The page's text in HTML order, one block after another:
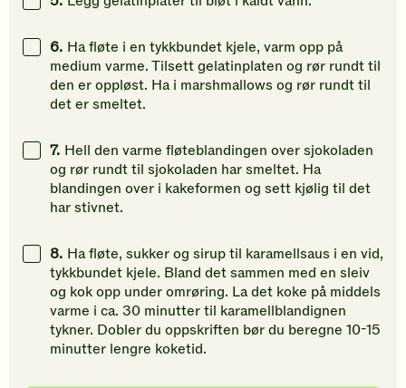
6. Ha fløte i en tykkbundet kjele, varm opp på
medium varme. Tilsett gelatinplaten og rør rundt til
den er oppløst. Ha i marshmallows og rør rundt til
det er smeltet.
7. Hell den varme fløteblandingen over sjokoladen
og rør rundt til sjokoladen har smeltet. Ha
blandingen over i kakeformen og sett kjølig til det
har stivnet.
8. Ha fløte, sukker og sirup til karamellsaus i en vid,
tykkbundet kjele. Bland det sammen med en sleiv
og kok opp under omrøring. La det koke på middels
varme i ca. 30 minutter til karamellblandignen
tykner. Dobler du oppskriften bør du beregne 10-15
minutter lengre koketid.